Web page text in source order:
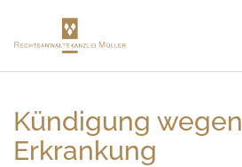
Kündigung wegen
Erkrankung